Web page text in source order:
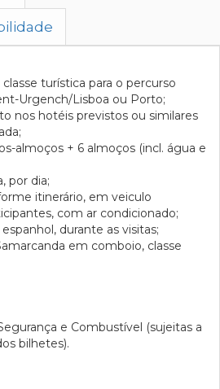
turística para o percurso
Urgench/Lisboa ou Porto;
nos hotéis previstos ou similares
almoços + 6 almoços (incl. água e
por dia;
itinerário, em veiculo
com ar condicionado;
durante as visitas;
em comboio, classe
e Combustível (sujeitas a
bilhetes).